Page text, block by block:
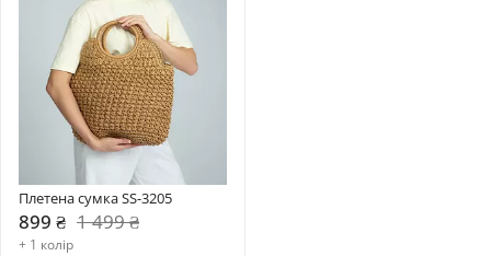
Плетена сумка SS-3205
899 ₴ 1 499 ₴
+ 1 колір